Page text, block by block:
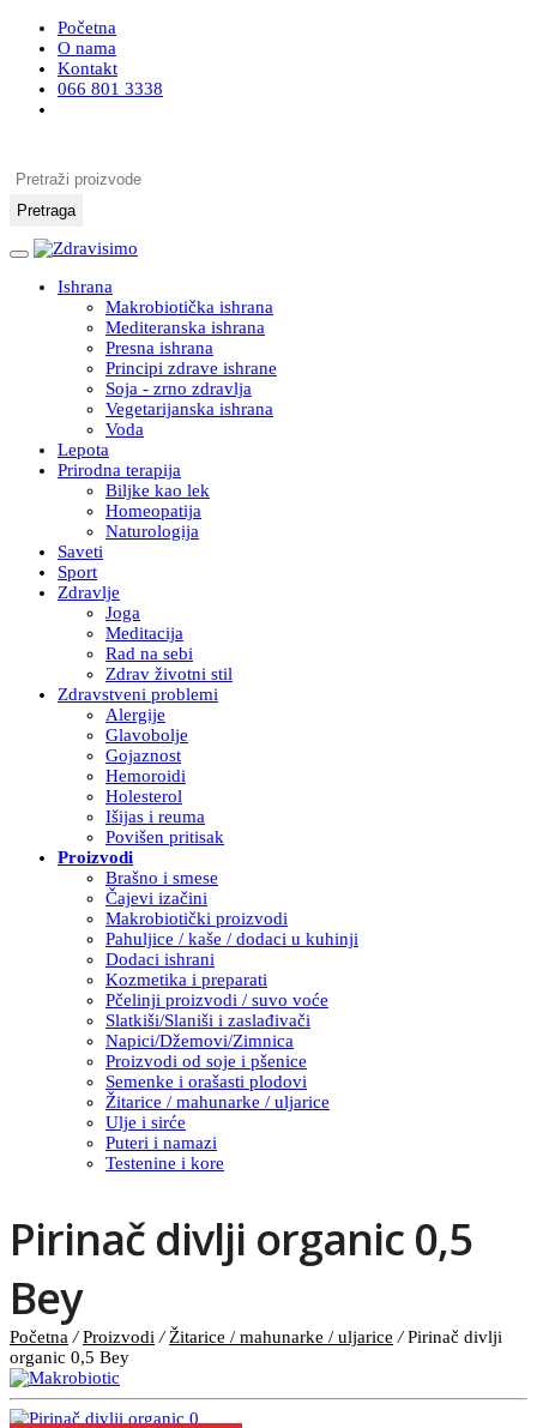
Početna
O nama
Kontakt
066 801 3338
Pretraga
Ishrana
Makrobiotička ishrana
Mediteranska ishrana
Presna ishrana
Principi zdrave ishrane
Soja - zrno zdravlja
Vegetarijanska ishrana
Voda
Lepota
Prirodna terapija
Biljke kao lek
Homeopatija
Naturologija
Saveti
Sport
Zdravlje
Joga
Meditacija
Rad na sebi
Zdrav životni stil
Zdravstveni problemi
Alergije
Glavobolje
Gojaznost
Hemoroidi
Holesterol
Išijas i reuma
Povišen pritisak
Proizvodi
Brašno i smese
Čajevi izačini
Makrobiotički proizvodi
Pahuljice / kaše / dodaci u kuhinji
Dodaci ishrani
Kozmetika i preparati
Pčelinji proizvodi / suvo voće
Slatkiši/Slaniši i zaslađivači
Napici/Džemovi/Zimnica
Proizvodi od soje i pšenice
Semenke i orašasti plodovi
Žitarice / mahunarke / uljarice
Ulje i sirće
Puteri i namazi
Testenine i kore
Pirinač divlji organic 0,5
Bey
Početna / Proizvodi / Žitarice / mahunarke / uljarice /Pirinač divlji
organic 0,5 Bey